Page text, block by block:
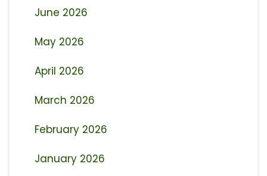
June 2026
May 2026
April 2026
March 2026
February 2026
January 2026